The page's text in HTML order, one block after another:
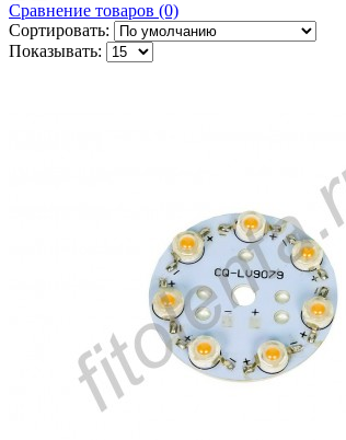
Сравнение товаров (0)
Сортировать:
Показывать: